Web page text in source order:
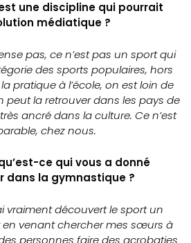
une discipline qui pourrait
médiatique ?
pas, ce n’est pas un sport qui
des sports populaires, hors
pratique à l’école, on est loin de
peut la retrouver dans les pays de
ancré dans la culture. Ce n’est
chez nous.
ce qui vous a donné
dans la gymnastique ?
vraiment découvert le sport un
en venant chercher mes sœurs à
personnes faire des acrobaties